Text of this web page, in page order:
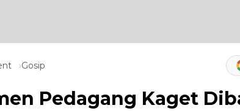
Gosip
Pedagang Kaget